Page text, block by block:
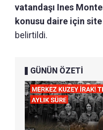
vatandaşı Ines
konusu daire için
belirtildi.
GÜNÜN ÖZETİ